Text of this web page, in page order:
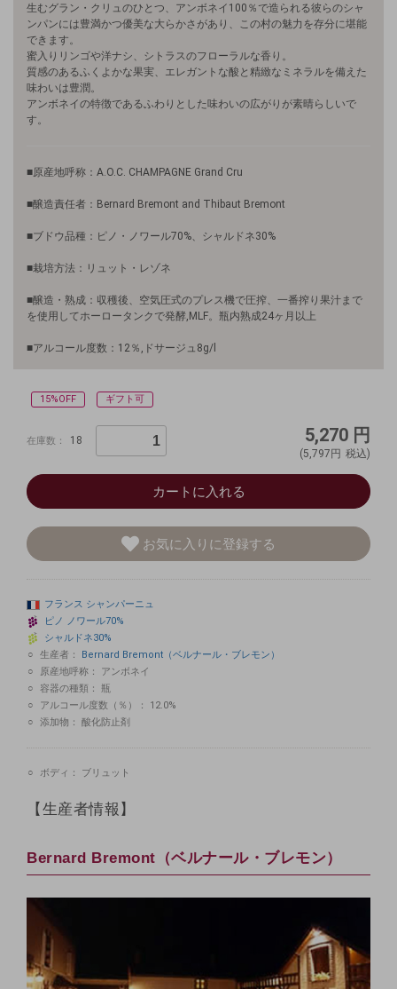
生むグラン・クリュのひとつ、アンボネイ100％で造られる彼らのシャ
ンパンには豊満かつ優美な大らかさがあり、この村の魅力を存分に堪能
できます。
蜜入りリンゴや洋ナシ、シトラスのフローラルな香り。
質感のあるふくよかな果実、エレガントな酸と精緻なミネラルを備えた
味わいは豊潤。
アンボネイの特徴であるふわりとした味わいの広がりが素晴らしいで
す。
■原産地呼称：A.O.C. CHAMPAGNE Grand Cru
■醸造責任者：Bernard Bremont and Thibaut Bremont
■ブドウ品種：ピノ・ノワール70%、シャルドネ30%
■栽培方法：リュット・レゾネ
■醸造・熟成：収穫後、空気圧式のプレス機で圧搾、一番搾り果汁まで
を使用してホーロータンクで発酵,MLF。瓶内熟成24ヶ月以上
■アルコール度数：12％,ドサージュ8g/l
15%OFF ギフト可
在庫数： 18 5,270 円
(5,797円 税込)
カートに入れる
お気に入りに登録する
フランス シャンパーニュ
ピノ ノワール70%
シャルドネ30%
生産者：
Bernard Bremont（ベルナール・ブレモン）
原産地呼称：
アンボネイ
容器の種類：
瓶
アルコール度数（％）：
12.0%
添加物：
酸化防止剤
ボディ： ブリュット
【生産者情報】
Bernard Bremont（ベルナール・ブレモン）